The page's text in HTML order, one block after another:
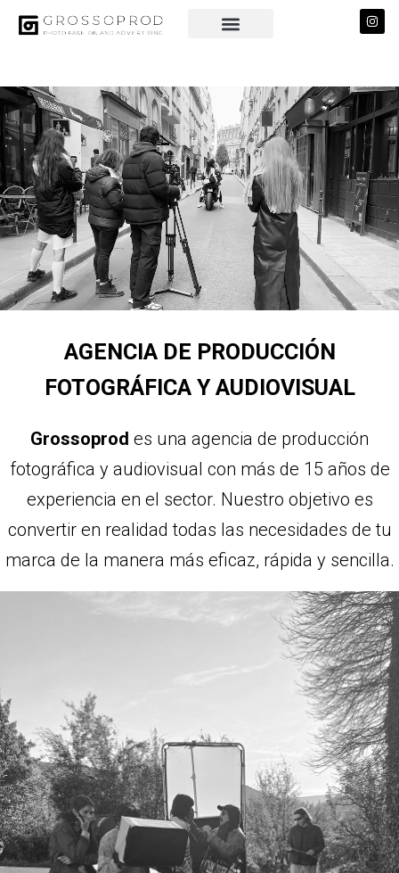
AGENCIA DE PRODUCCIÓN
FOTOGRÁFICA Y AUDIOVISUAL
Grossoprod es una agencia de producción
fotográfica y audiovisual con más de 15 años de
experiencia en el sector. Nuestro objetivo es
convertir en realidad todas las necesidades de tu
marca de la manera más eficaz, rápida y sencilla.